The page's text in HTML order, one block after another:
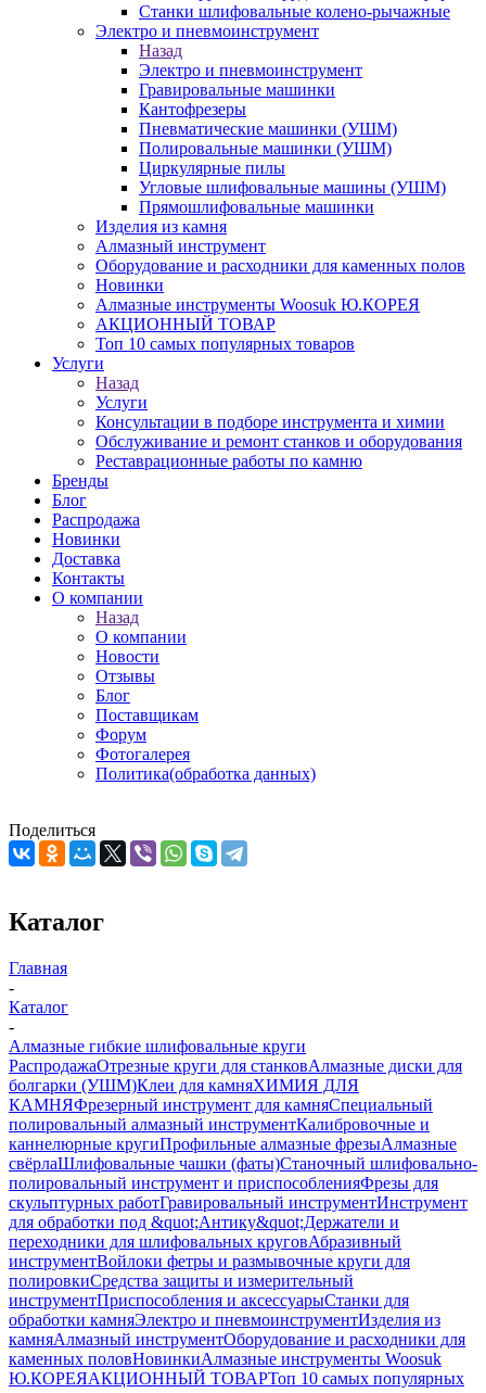
Станки шлифовальные колено-рычажные
Электро и пневмоинструмент
Назад
Электро и пневмоинструмент
Гравировальные машинки
Кантофрезеры
Пневматические машинки (УШМ)
Полировальные машинки (УШМ)
Циркулярные пилы
Угловые шлифовальные машины (УШМ)
Прямошлифовальные машинки
Изделия из камня
Алмазный инструмент
Оборудование и расходники для каменных полов
Новинки
Алмазные инструменты Woosuk Ю.КОРЕЯ
АКЦИОННЫЙ ТОВАР
Топ 10 самых популярных товаров
Услуги
Назад
Услуги
Консультации в подборе инструмента и химии
Обслуживание и ремонт станков и оборудования
Реставрационные работы по камню
Бренды
Блог
Распродажа
Новинки
Доставка
Контакты
О компании
Назад
О компании
Новости
Отзывы
Блог
Поставщикам
Форум
Фотогалерея
Политика(обработка данных)
Поделиться
Каталог
Главная
-
Каталог
-
Алмазные гибкие шлифовальные круги
РаспродажаОтрезные круги для станковАлмазные диски для
болгарки (УШМ)Клеи для камняХИМИЯ ДЛЯ
КАМНЯФрезерный инструмент для камняСпециальный
полировальный алмазный инструментКалибровочные и
каннелюрные кругиПрофильные алмазные фрезыАлмазные
свёрлаШлифовальные чашки (фаты)Станочный шлифовально-
полировальный инструмент и приспособленияФрезы для
скульптурных работГравировальный инструментИнструмент
для обработки под &quot;Антику&quot;Держатели и
переходники для шлифовальных круговАбразивный
инструментВойлоки фетры и размывочные круги для
полировкиСредства защиты и измерительный
инструментПриспособления и аксессуарыСтанки для
обработки камняЭлектро и пневмоинструментИзделия из
камняАлмазный инструментОборудование и расходники для
каменных половНовинкиАлмазные инструменты Woosuk
Ю.КОРЕЯАКЦИОННЫЙ ТОВАРТоп 10 самых популярных